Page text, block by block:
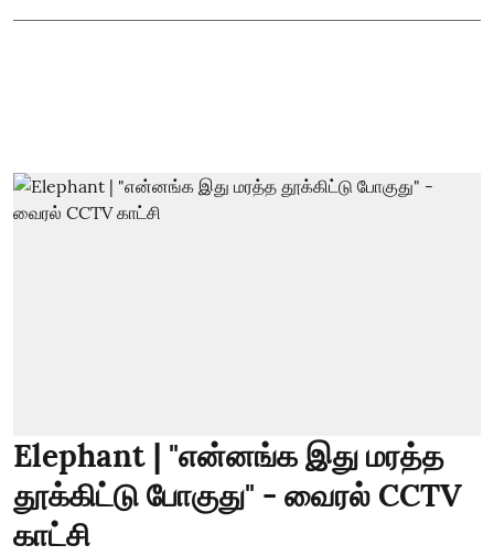
Elephant | "என்னங்க இது மரத்த
தூக்கிட்டு போகுது" - வைரல் CCTV
காட்சி